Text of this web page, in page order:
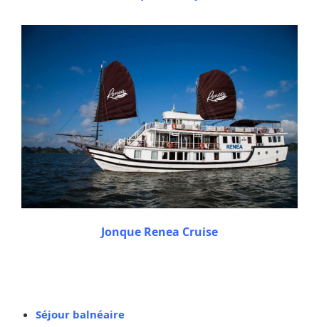
Jonque Renea Cruise
Séjour balnéaire